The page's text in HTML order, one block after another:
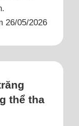
26/05/2026
thể tha